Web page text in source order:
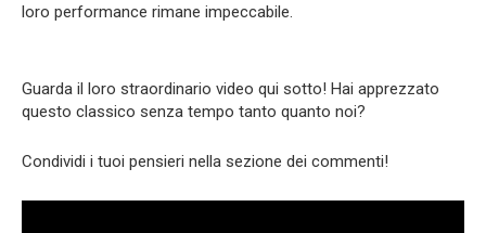
loro performance rimane impeccabile.
Guarda il loro straordinario video qui sotto! Hai apprezzato
questo classico senza tempo tanto quanto noi?
Condividi i tuoi pensieri nella sezione dei commenti!